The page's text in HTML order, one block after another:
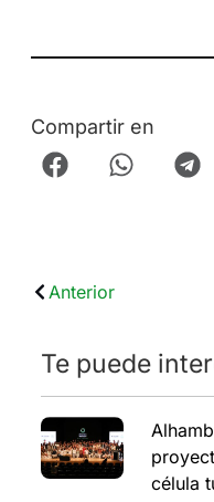
Compartir en
Anterior
Te puede
célula